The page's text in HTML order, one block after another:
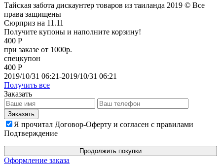
Тайская забота дискаунтер товаров из таиланда 2019 © Все
права защищены
Сюрприз на 11.11
Получите купоны и наполните корзину!
400 Р
при заказе от 1000р.
спецкупон
400 Р
2019/10/31 06:21-2019/10/31 06:21
Получить все
Заказать
Я прочитал Договор-Оферту и согласен с правилами
Подтверждение
Продолжить покупки
Оформление заказа